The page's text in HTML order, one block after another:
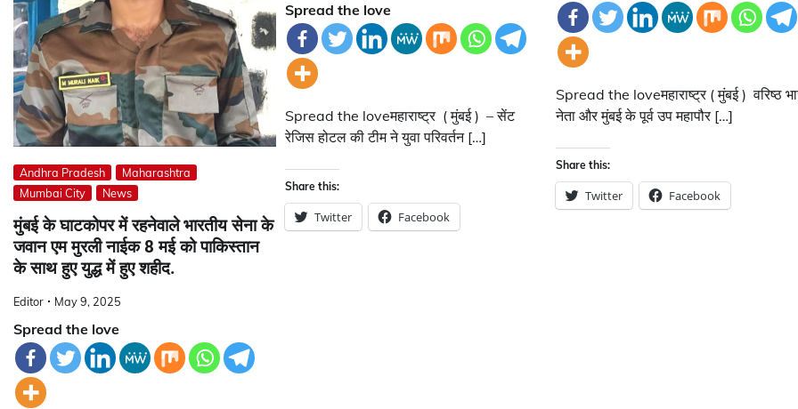
Andhra Pradesh
Maharashtra
Mumbai City
News
मुंबई के घाटकोपर में रहनेवाले भारतीय सेना के
जवान एम मुरली नाईक 8 मई को पाकिस्तान
के साथ हुए युद्ध में हुए शहीद.
Editor May 9, 2025
Spread the love
Spread the love
Spread the loveमहाराष्ट्र ( मुंबई ) – सेंट
रेजिस होटल की टीम ने युवा परिवर्तन […]
Share this:
Twitter Facebook
Spread the loveमहाराष्ट्र ( मुंबई ) वरिष्ठ
नेता और मुंबई के पूर्व उप महापौर […]
Share this:
Twitter Facebook